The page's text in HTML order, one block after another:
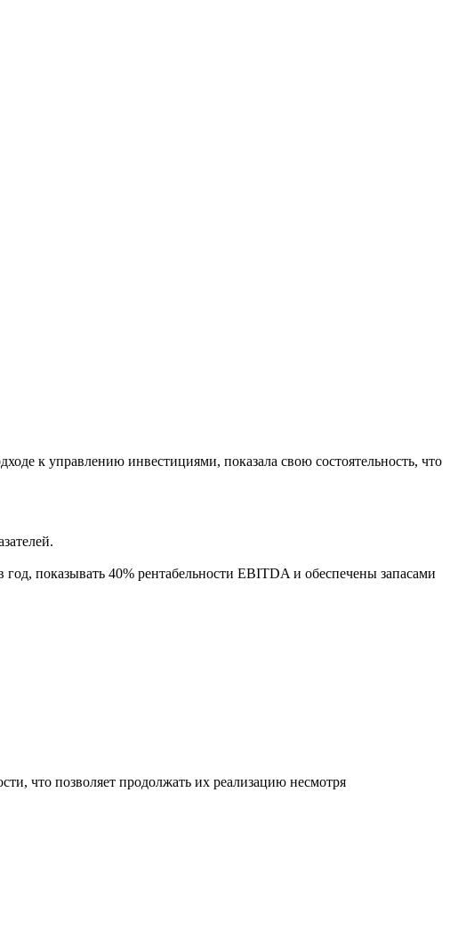
к управлению инвестициями, показала свою состоятельность, что
показывать 40% рентабельности EBITDA и обеспечены запасами
что позволяет продолжать их реализацию несмотря